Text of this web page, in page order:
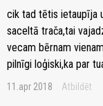
cik tad tētis ietaupīja
saceltā trača,tai
vecam bērnam
pilnīgi loģiski,ka par
11.apr 2018 Atbildēt